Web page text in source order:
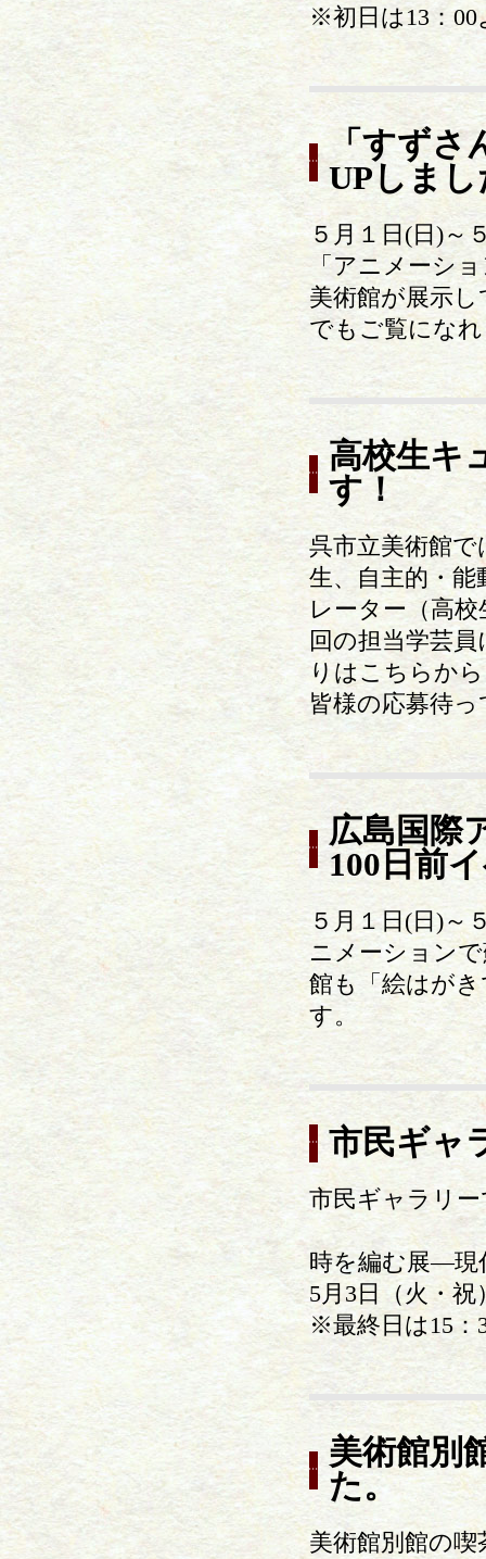
※初日は13：00
「すずさ
UPしまし
５月１日(日)～
「アニメーシ
美術館が展示
でもご覧にな
高校生キ
す！
呉市立美術館
生、自主的・
レーター（高
回の担当学芸
りはこちらか
皆様の応募待
広島国際
100日前
５月１日(日)～
ニメーション
館も「絵はが
す。
市民ギャ
市民ギャラリ
時を編む展―
5月3日（火・祝
※最終日は15：
美術館別
た。
美術館別館の